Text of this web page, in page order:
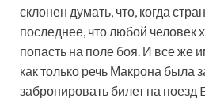
склонен думать, что, когда
последнее, что любой человек
попасть на поле боя. И все же
как только речь Макрона была
забронировать билет на поезд